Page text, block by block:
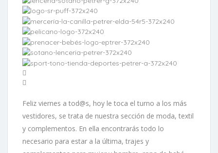
Feliz viernes a tod@s, hoy le toca el turno a los más
vestidores, se trata de nuestra sección de moda, textil
y complementos. En ella encontrarás todo lo
necesario para estar a la última, trajes y